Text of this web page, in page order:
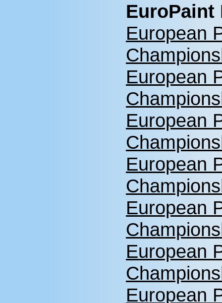
EuroPaint
European
European
European
European
European
European
European